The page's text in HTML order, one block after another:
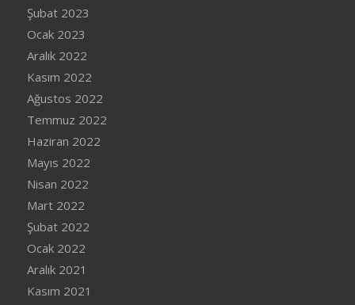
Şubat 2023
Ocak 2023
Aralık 2022
Kasım 2022
Ağustos 2022
Temmuz 2022
Haziran 2022
Mayıs 2022
Nisan 2022
Mart 2022
Şubat 2022
Ocak 2022
Aralık 2021
Kasım 2021